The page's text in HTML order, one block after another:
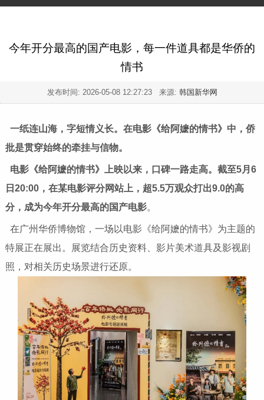
今年开分最高的国产电影，每一件道具都是华侨的
情书
发布时间: 2026-05-08 12:27:23来源: 韩国新华网
一纸连山海，字短情义长。在电影《给阿嬷的情书》中，侨
批是贯穿始终的牵挂与信物。
电影《给阿嬷的情书》上映以来，口碑一路走高。截至5月6
日20:00，在某电影评分网站上，超5.5万观众打出9.0的高
分，成为今年开分最高的国产电影。
在广州华侨博物馆，一场以电影《给阿嬷的情书》为主题的
特展正在展出。展览结合历史资料、影片美术道具及影视剧
照，对相关历史场景进行还原。